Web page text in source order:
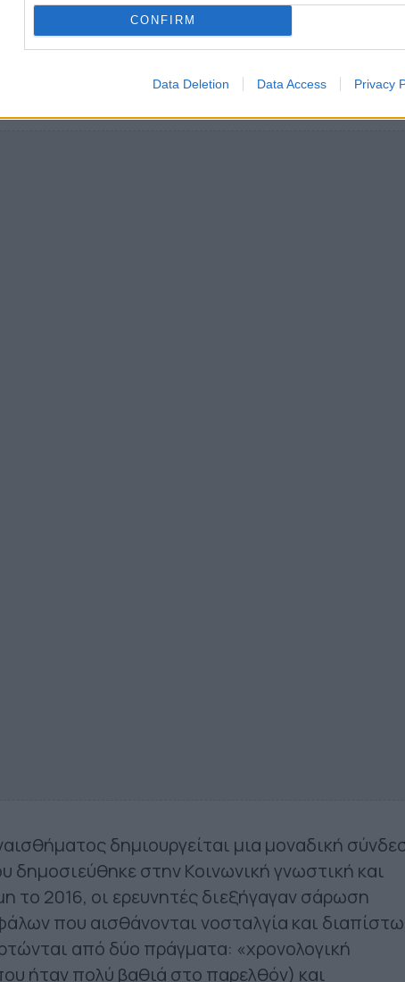
CONFIRM
Data Deletion Data Access Privacy
συναντάμε μια «ουσιαστική» μνήμη, όπως ένα
εμπειρία, ορισμένοι νευρώνες
στη συναισθηματική επεξεργασία, σύμφωνα
και του National Trust το 2017.
δημιουργείται μια μοναδική
δημοσιεύθηκε στην Κοινωνική γνωστική και
το 2016, οι ερευνητές διεξήγαγαν σάρωση
που αισθάνονται νοσταλγία και
από δύο πράγματα: «χρονολογική
ήταν πολύ βαθιά στο παρελθόν) και